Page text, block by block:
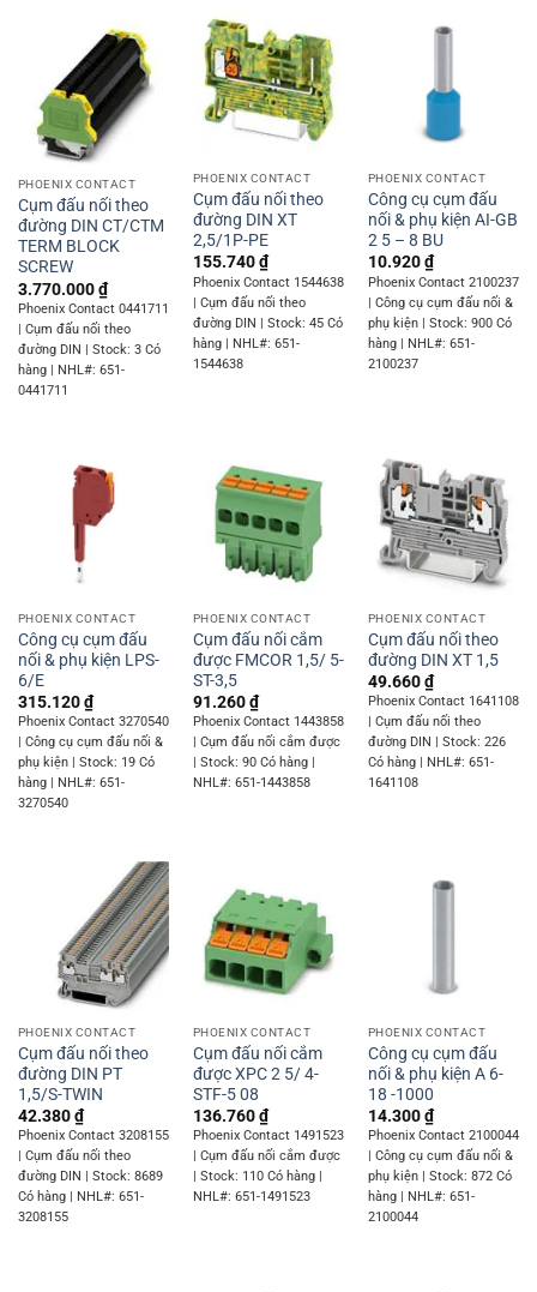
PHOENIX CONTACT
Cụm đấu nối theo
đường DIN CT/CTM
TERM BLOCK
SCREW
3.770.000₫
Phoenix Contact 0441711
| Cụm đấu nối theo
đường DIN | Stock: 3 Có
hàng | NHL#: 651-
0441711
PHOENIX CONTACT
Cụm đấu nối theo
đường DIN XT
2,5/1P-PE
155.740₫
Phoenix Contact 1544638
| Cụm đấu nối theo
đường DIN | Stock: 45 Có
hàng | NHL#: 651-
1544638
PHOENIX CONTACT
Công cụ cụm đấu
nối & phụ kiện AI-GB
2 5 – 8 BU
10.920₫
Phoenix Contact 2100237
| Công cụ cụm đấu nối &
phụ kiện | Stock: 900 Có
hàng | NHL#: 651-
2100237
PHOENIX CONTACT
Công cụ cụm đấu
nối & phụ kiện LPS-
6/E
315.120₫
Phoenix Contact 3270540
| Công cụ cụm đấu nối &
phụ kiện | Stock: 19 Có
hàng | NHL#: 651-
3270540
PHOENIX CONTACT
Cụm đấu nối cắm
được FMCOR 1,5/ 5-
ST-3,5
91.260₫
Phoenix Contact 1443858
| Cụm đấu nối cắm được
| Stock: 90 Có hàng |
NHL#: 651-1443858
PHOENIX CONTACT
Cụm đấu nối theo
đường DIN XT 1,5
49.660₫
Phoenix Contact 1641108
| Cụm đấu nối theo
đường DIN | Stock: 226
Có hàng | NHL#: 651-
1641108
PHOENIX CONTACT
Cụm đấu nối theo
đường DIN PT
1,5/S-TWIN
42.380₫
Phoenix Contact 3208155
| Cụm đấu nối theo
đường DIN | Stock: 8689
Có hàng | NHL#: 651-
3208155
PHOENIX CONTACT
Cụm đấu nối cắm
được XPC 2 5/ 4-
STF-5 08
136.760₫
Phoenix Contact 1491523
| Cụm đấu nối cắm được
| Stock: 110 Có hàng |
NHL#: 651-1491523
PHOENIX CONTACT
Công cụ cụm đấu
nối & phụ kiện A 6-
18 -1000
14.300₫
Phoenix Contact 2100044
| Công cụ cụm đấu nối &
phụ kiện | Stock: 872 Có
hàng | NHL#: 651-
2100044